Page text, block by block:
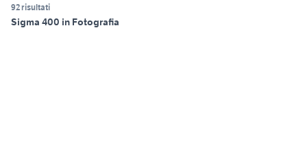
92 risultati
Sigma 400 in Fotografia